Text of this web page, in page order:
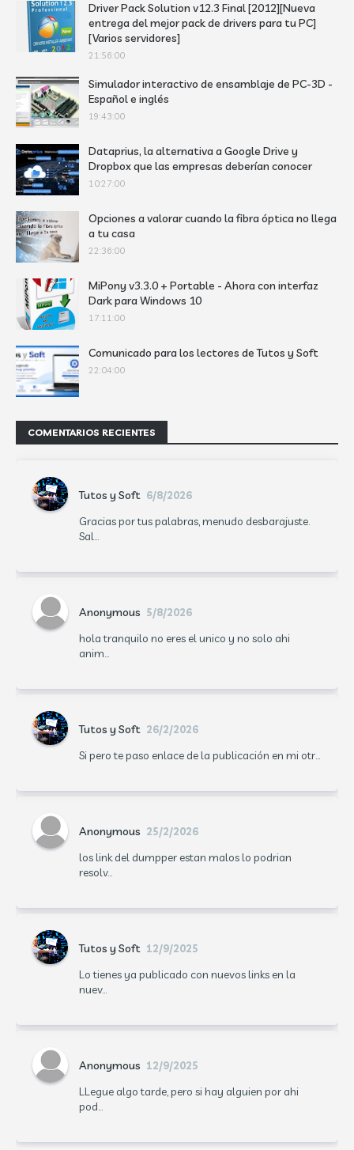
Driver Pack Solution v12.3 Final [2012][Nueva
entrega del mejor pack de drivers para tu PC]
[Varios servidores]
21:56:00
Simulador interactivo de ensamblaje de PC-3D -
Español e inglés
19:43:00
Dataprius, la alternativa a Google Drive y
Dropbox que las empresas deberían conocer
10:27:00
Opciones a valorar cuando la fibra óptica no llega
a tu casa
22:36:00
MiPony v3.3.0 + Portable - Ahora con interfaz
Dark para Windows 10
17:11:00
Comunicado para los lectores de Tutos y Soft
22:04:00
COMENTARIOS RECIENTES
Tutos y Soft 6/8/2026
Gracias por tus palabras, menudo desbarajuste.
Sal...
Anonymous 5/8/2026
hola tranquilo no eres el unico y no solo ahi
anim...
Tutos y Soft 26/2/2026
Si pero te paso enlace de la publicación en mi otr...
Anonymous 25/2/2026
los link del dumpper estan malos lo podrian
resolv...
Tutos y Soft 12/9/2025
Lo tienes ya publicado con nuevos links en la
nuev...
Anonymous 12/9/2025
LLegue algo tarde, pero si hay alguien por ahi
pod...